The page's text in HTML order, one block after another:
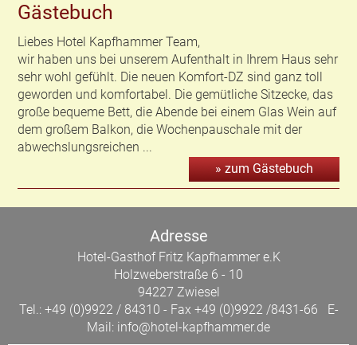
Gästebuch
Liebes Hotel Kapfhammer Team,
wir haben uns bei unserem Aufenthalt in Ihrem Haus sehr
sehr wohl gefühlt. Die neuen Komfort-DZ sind ganz toll
geworden und komfortabel. Die gemütliche Sitzecke, das
große bequeme Bett, die Abende bei einem Glas Wein auf
dem großem Balkon, die Wochenpauschale mit der
abwechslungsreichen ...
» zum Gästebuch
Adresse
Hotel-Gasthof Fritz Kapfhammer e.K
Holzweberstraße 6 - 10
94227 Zwiesel
Tel.: +49 (0)9922 / 84310 - Fax +49 (0)9922 /8431-66 E-
Mail: info@hotel-kapfhammer.de